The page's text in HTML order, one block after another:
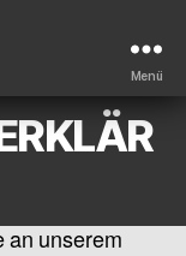
Menü
an unserem